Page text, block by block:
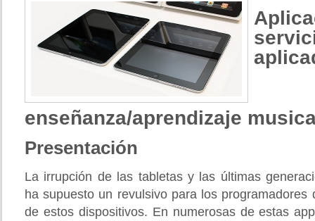
enseñanza/aprendizaje
Presentación
La irrupción de las tabletas y las últimas
ha supuesto un revulsivo para los programadores
de estos dispositivos. En numerosas de estas